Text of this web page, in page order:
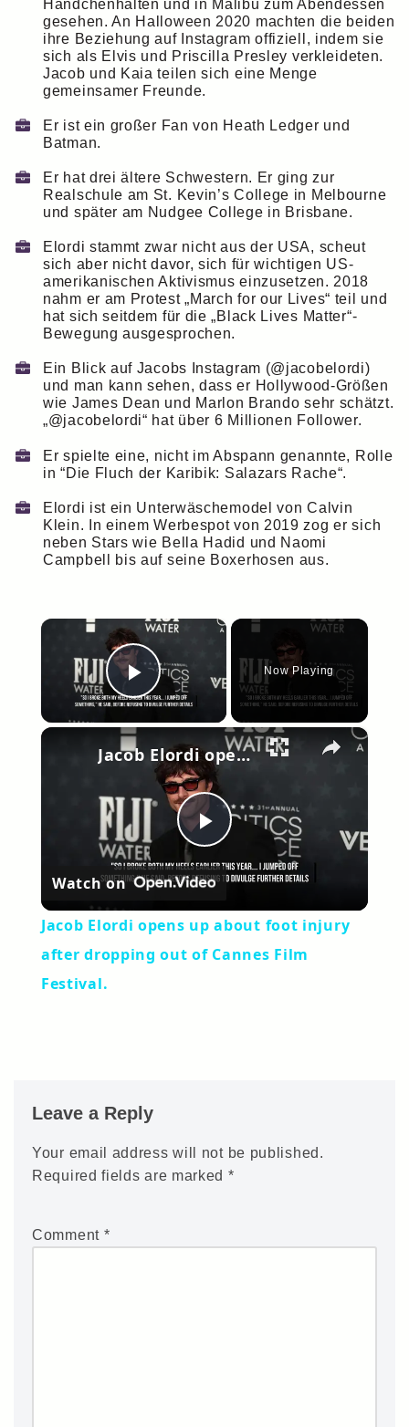
Händchenhalten und in Malibu zum Abendessen
gesehen. An Halloween 2020 machten die beiden
ihre Beziehung auf Instagram offiziell, indem sie
sich als Elvis und Priscilla Presley verkleideten.
Jacob und Kaia teilen sich eine Menge
gemeinsamer Freunde.
Er ist ein großer Fan von Heath Ledger und
Batman.
Er hat drei ältere Schwestern. Er ging zur
Realschule am St. Kevin’s College in Melbourne
und später am Nudgee College in Brisbane.
Elordi stammt zwar nicht aus der USA, scheut
sich aber nicht davor, sich für wichtigen US-
amerikanischen Aktivismus einzusetzen. 2018
nahm er am Protest „March for our Lives“ teil und
hat sich seitdem für die „Black Lives Matter“-
Bewegung ausgesprochen.
Ein Blick auf Jacobs Instagram (@jacobelordi)
und man kann sehen, dass er Hollywood-Größen
wie James Dean und Marlon Brando sehr schätzt.
„@jacobelordi“ hat über 6 Millionen Follower.
Er spielte eine, nicht im Abspann genannte, Rolle
in “Die Fluch der Karibik: Salazars Rache“.
Elordi ist ein Unterwäschemodel von Calvin
Klein. In einem Werbespot von 2019 zog er sich
neben Stars wie Bella Hadid und Naomi
Campbell bis auf seine Boxerhosen aus.
×
Play Video
Now Playing
×
Play
Jacob Elordi opens up about foot injury after dropping out of Cannes Film Festival.
Watch on
Jacob Elordi opens up about foot injury
after dropping out of Cannes Film
Festival.
Leave a Reply
Your email address will not be published.
Required fields are marked *
Comment *